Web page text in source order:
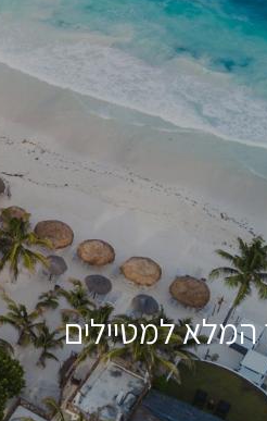
המלא למטיילים